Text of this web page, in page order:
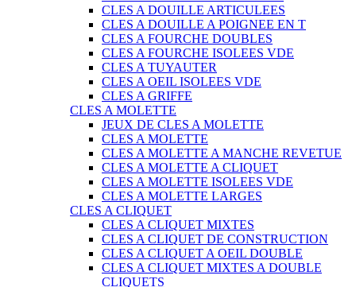
CLES A DOUILLE ARTICULEES
CLES A DOUILLE A POIGNEE EN T
CLES A FOURCHE DOUBLES
CLES A FOURCHE ISOLEES VDE
CLES A TUYAUTER
CLES A OEIL ISOLEES VDE
CLES A GRIFFE
CLES A MOLETTE
JEUX DE CLES A MOLETTE
CLES A MOLETTE
CLES A MOLETTE A MANCHE REVETUE
CLES A MOLETTE A CLIQUET
CLES A MOLETTE ISOLEES VDE
CLES A MOLETTE LARGES
CLES A CLIQUET
CLES A CLIQUET MIXTES
CLES A CLIQUET DE CONSTRUCTION
CLES A CLIQUET A OEIL DOUBLE
CLES A CLIQUET MIXTES A DOUBLE
CLIQUETS